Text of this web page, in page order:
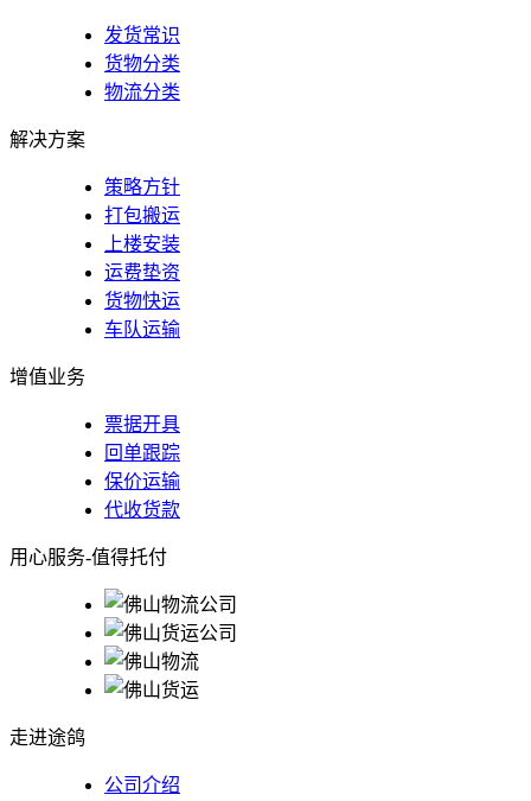
发货常识
货物分类
物流分类
解决方案
策略方针
打包搬运
上楼安装
运费垫资
货物快运
车队运输
增值业务
票据开具
回单跟踪
保价运输
代收货款
用心服务-值得托付
走进途鸽
公司介绍